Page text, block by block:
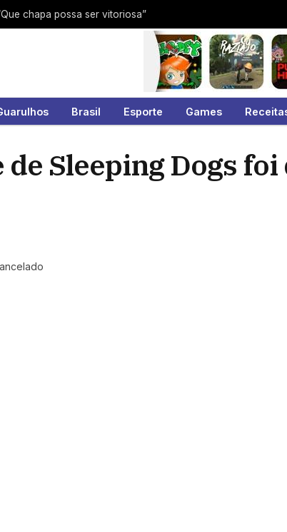
chapa possa ser vitoriosa”
Brasil Esporte Games
Sleeping Dogs